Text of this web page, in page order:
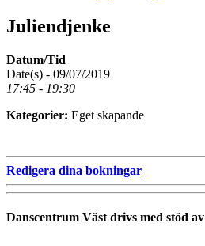
Juliendjenke
Datum/Tid
Date(s) - 09/07/2019
17:45 - 19:30
Kategorier: Eget skapande
Redigera dina bokningar
Danscentrum Väst drivs med stöd av